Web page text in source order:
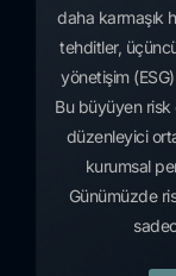
daha karmaşık
tehditler,
yönetişim
Bu büyüyen risk
düzenleyici
kurumsal
Günümüzde